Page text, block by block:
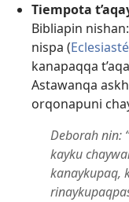
Tiempota
Bibliapin
nispa (
kanapaqqa
Astawanqa
orqonapuni
Deborah nin:
kayku
kanaykupaq,